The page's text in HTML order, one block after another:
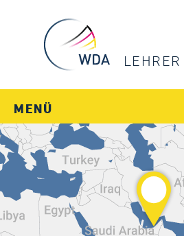
LEHRER
MENÜ
WEGE
JOBS
SCHULEN
LÄNDER
MENSCHEN